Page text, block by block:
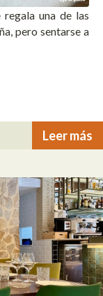
regala una de las
pero sentarse a
Leer más